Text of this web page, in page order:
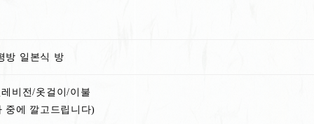
방 일본식 방
비전/옷걸이/이불
중에 깔고드립니다)